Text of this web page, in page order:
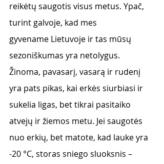
reikėtų saugotis visus metus. Ypač,
turint galvoje, kad mes
gyvename Lietuvoje ir tas mūsų
sezoniškumas yra netolygus.
Žinoma, pavasarį, vasarą ir rudenį
yra pats pikas, kai erkės siurbiasi ir
sukelia ligas, bet tikrai pasitaiko
atvejų ir žiemos metu. Jei saugotės
nuo erkių, bet matote, kad lauke yra
-20 °C, storas sniego sluoksnis –